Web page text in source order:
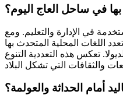
في ساحل العاج اليوم؟
في الإدارة والتعليم. ومع
اللغات المحلية المتحدث بها
تعكس هذه التعددية التنوع
أمام الحداثة والعولمة؟